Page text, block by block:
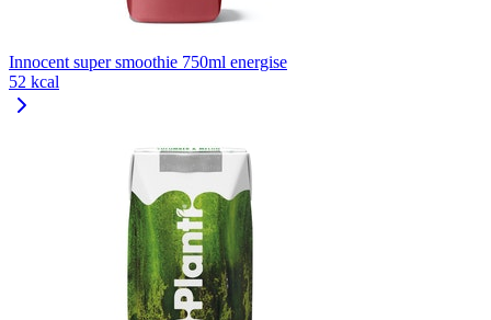
Innocent super smoothie 750ml energise
52 kcal